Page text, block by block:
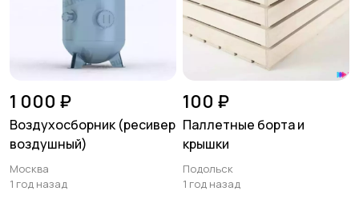
1 000 ₽
Воздухосборник (ресивер
воздушный)
Москва
1 год назад
100 ₽
Паллетные борта и
крышки
Подольск
1 год назад